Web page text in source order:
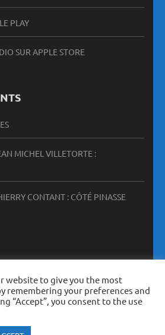
PLAY
SUR APPLE STORE
MICHEL VILLETORTE :
CONTANT : CÔTÉ PINASSE
website to give you the most
remembering your preferences and
“Accept”, you consent to the use